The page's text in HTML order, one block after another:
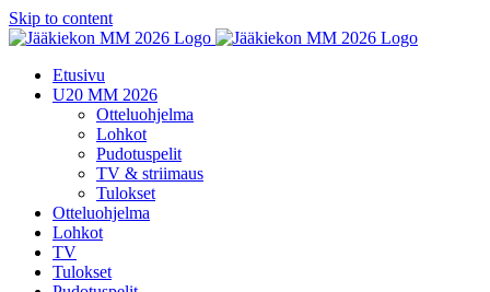
Skip to content
Etusivu
U20 MM 2026
Otteluohjelma
Lohkot
Pudotuspelit
TV & striimaus
Tulokset
Otteluohjelma
Lohkot
TV
Tulokset